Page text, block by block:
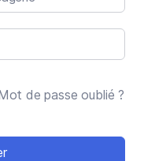
de passe oublié ?